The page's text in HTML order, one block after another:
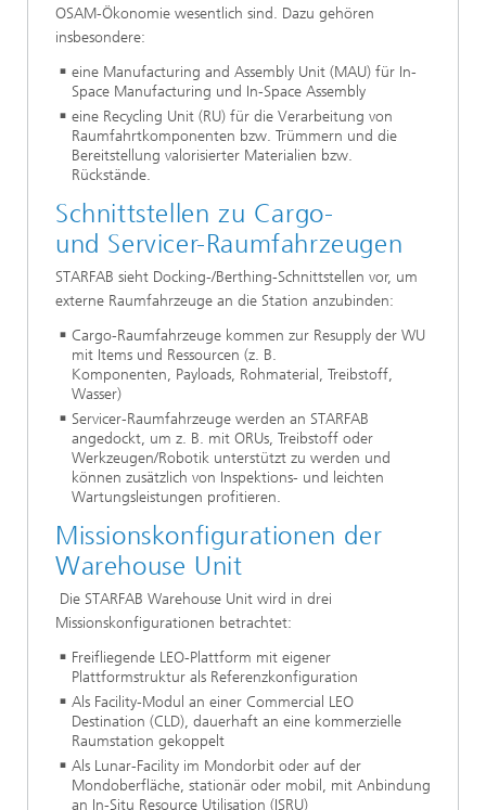
OSAM-Ökonomie wesentlich sind. Dazu gehören
insbesondere:
eine Manufacturing and Assembly Unit (MAU) für In-
Space Manufacturing und In-Space Assembly
eine Recycling Unit (RU) für die Verarbeitung von
Raumfahrtkomponenten bzw. Trümmern und die
Bereitstellung valorisierter Materialien bzw.
Rückstände.
Schnittstellen zu Cargo-
und Servicer-Raumfahrzeugen
STARFAB sieht Docking-/Berthing-Schnittstellen vor, um
externe Raumfahrzeuge an die Station anzubinden:
Cargo-Raumfahrzeuge kommen zur Resupply der WU
mit Items und Ressourcen (z. B.
Komponenten, Payloads, Rohmaterial, Treibstoff,
Wasser)
Servicer-Raumfahrzeuge werden an STARFAB
angedockt, um z. B. mit ORUs, Treibstoff oder
Werkzeugen/Robotik unterstützt zu werden und
können zusätzlich von Inspektions- und leichten
Wartungsleistungen profitieren.
Missionskonfigurationen der
Warehouse Unit
Die STARFAB Warehouse Unit wird in drei
Missionskonfigurationen betrachtet:
Freifliegende LEO-Plattform mit eigener
Plattformstruktur als Referenzkonfiguration
Als Facility-Modul an einer Commercial LEO
Destination (CLD), dauerhaft an eine kommerzielle
Raumstation gekoppelt
Als Lunar-Facility im Mondorbit oder auf der
Mondoberfläche, stationär oder mobil, mit Anbindung
an In-Situ Resource Utilisation (ISRU)